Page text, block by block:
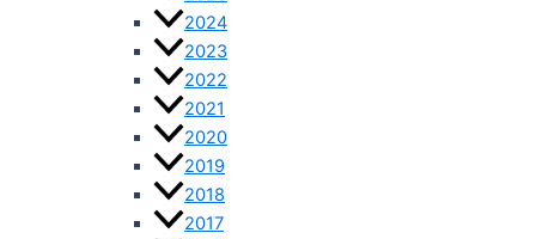
2024
2023
2022
2021
2020
2019
2018
2017